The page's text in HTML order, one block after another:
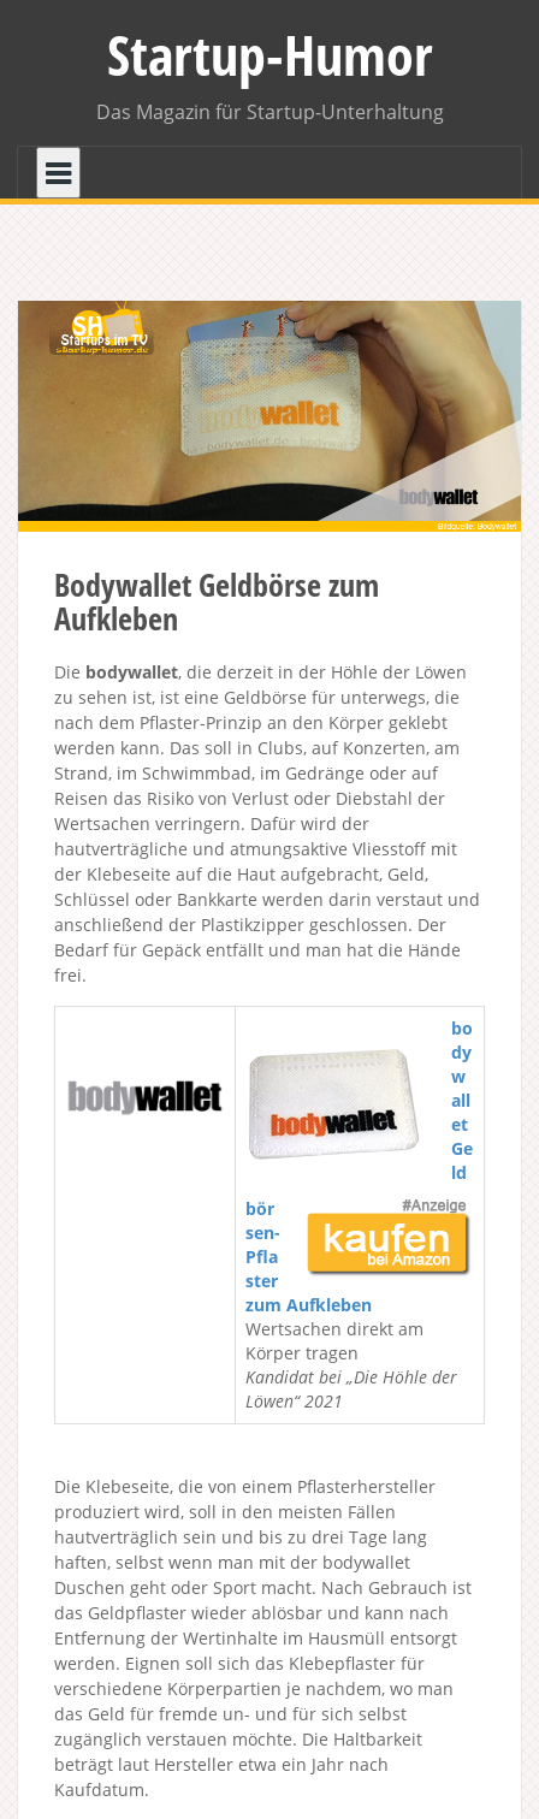
Startup-Humor
Das Magazin für Startup-Unterhaltung
Bodywallet Geldbörse zum
Aufkleben
Die bodywallet, die derzeit in der Höhle der Löwen
zu sehen ist, ist eine Geldbörse für unterwegs, die
nach dem Pflaster-Prinzip an den Körper geklebt
werden kann. Das soll in Clubs, auf Konzerten, am
Strand, im Schwimmbad, im Gedränge oder auf
Reisen das Risiko von Verlust oder Diebstahl der
Wertsachen verringern. Dafür wird der
hautverträgliche und atmungsaktive Vliesstoff mit
der Klebeseite auf die Haut aufgebracht, Geld,
Schlüssel oder Bankkarte werden darin verstaut und
anschließend der Plastikzipper geschlossen. Der
Bedarf für Gepäck entfällt und man hat die Hände
frei.
bo
dy
w
all
et
Ge
ld
bör
sen-
Pfla
ster
zum Aufkleben
Wertsachen direkt am
Körper tragen
Kandidat bei „Die Höhle der
Löwen“ 2021
Die Klebeseite, die von einem Pflasterhersteller
produziert wird, soll in den meisten Fällen
hautverträglich sein und bis zu drei Tage lang
haften, selbst wenn man mit der bodywallet
Duschen geht oder Sport macht. Nach Gebrauch ist
das Geldpflaster wieder ablösbar und kann nach
Entfernung der Wertinhalte im Hausmüll entsorgt
werden. Eignen soll sich das Klebepflaster für
verschiedene Körperpartien je nachdem, wo man
das Geld für fremde un- und für sich selbst
zugänglich verstauen möchte. Die Haltbarkeit
beträgt laut Hersteller etwa ein Jahr nach
Kaufdatum.